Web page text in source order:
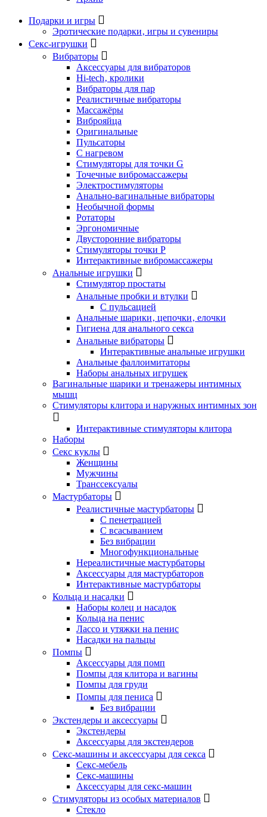
Подарки и игры
Эротические подарки‚ игры и сувениры
Секс-игрушки
Вибраторы
Аксессуары для вибраторов
Hi-tech‚ кролики
Вибраторы для пар
Реалистичные вибраторы
Массажёры
Виброяйца
Оригинальные
Пульсаторы
С нагревом
Стимуляторы для точки G
Точечные вибромассажеры
Электростимуляторы
Анально-вагинальные вибраторы
Необычной формы
Ротаторы
Эргономичные
Двусторонние вибраторы
Стимуляторы точки P
Интерактивные вибромассажеры
Анальные игрушки
Стимулятор простаты
Анальные пробки и втулки
С пульсацией
Анальные шарики‚ цепочки‚ елочки
Гигиена для анального секса
Анальные вибраторы
Интерактивные анальные игрушки
Анальные фаллоимитаторы
Наборы анальных игрушек
Вагинальные шарики и тренажеры интимных
мышц
Стимуляторы клитора и наружных интимных зон
Интерактивные стимуляторы клитора
Наборы
Секс куклы
Женщины
Мужчины
Транссексуалы
Мастурбаторы
Реалистичные мастурбаторы
С пенетрацией
С всасыванием
Без вибрации
Многофункциональные
Нереалистичные мастурбаторы
Аксессуары для мастурбаторов
Интерактивные мастурбаторы
Кольца и насадки
Наборы колец и насадок
Кольца на пенис
Лассо и утяжки на пенис
Насадки на пальцы
Помпы
Аксессуары для помп
Помпы для клитора и вагины
Помпы для груди
Помпы для пениса
Без вибрации
Экстендеры и аксессуары
Экстендеры
Аксессуары для экстендеров
Секс-машины и аксессуары для секса
Секс-мебель
Секс-машины
Аксессуары для секс-машин
Стимуляторы из особых материалов
Стекло